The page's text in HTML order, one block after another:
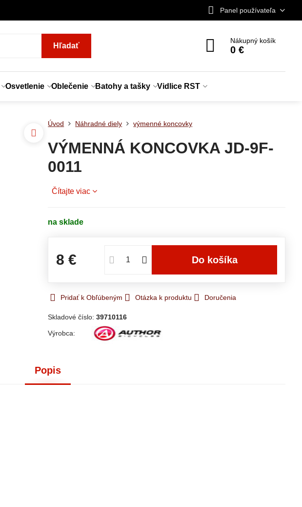
Panel používateľa
Hľadať
Nákupný košík
0 €
Osvetlenie Oblečenie Batohy a tašky Vidlice RST
Úvod Náhradné diely výmenné koncovky
VÝMENNÁ KONCOVKA JD-9F-
0011
Čítajte viac
na sklade
8 € Do košíka
Pridať k Obľúbeným Otázka k produktu Doručenia
Skladové číslo:39710116
Výrobca:
Popis